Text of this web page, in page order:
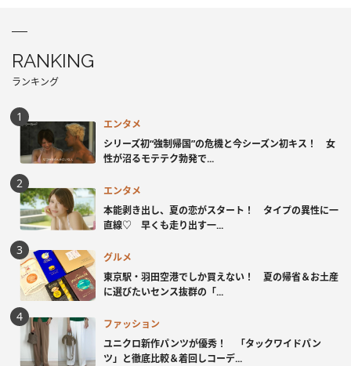
RANKING
ランキング
エンタメ
シリーズ初“強制帰国”の危機と今シーズン初キス！ 女
性が沼るモテテク勃発で...
エンタメ
本能剥き出し、夏の恋がスタート！ タイプの異性に一
直線♡ 早くも走り出す一...
グルメ
東京駅・羽田空港でしか買えない！ 夏の帰省＆お土産
に選びたいセンス抜群の「...
ファッション
ユニクロ新作パンツが優秀！ 「タックワイドパン
ツ」と徹底比較＆着回しコーデ...